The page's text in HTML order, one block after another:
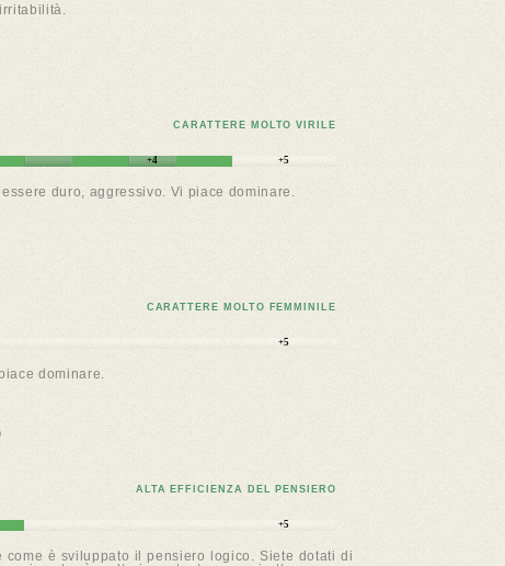
CARATTERE MOLTO VIRILE
+4 +5
duro, aggressivo. Vi piace dominare.
CARATTERE MOLTO FEMMINILE
+5
dominare.
ALTA EFFICIENZA DEL PENSIERO
+5
è sviluppato il pensiero logico. Siete dotati di